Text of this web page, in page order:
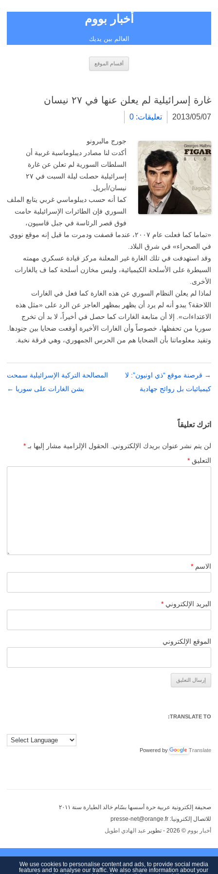
أخبار بووم
العالم بين يديك
أقسام الموقع
غارة إسرائيلية لم يعلن عنها في ٢٧ نيسان
2013/05/07 تعليقات: 0
جورج مالبرونو
أكدت لنا مصادر ديبلوماسية غربية أن
السلطات السورية لم تعلن عن غارة
إسرائيلية حصلت ليلة السبت في ٢٧
نيسان/أبريل.
كما أنه حسب ديبلوماسي غربي يتابع الملف
السوري فإن الطائرات الإسرائيلية حامت
فوق قصر الرئاسة في جبل قاسيون،
«تماما كما فعلت عام ٢٠٠٧، عندما قصفت ودمرت ما قيل إنه موقع نووي
في الصحراء» في شرق البلاد.
وقد استهدفت في تلك الغارة غير المعلنة مركز قيادة عسكري مهمته
السيطرة على الأسلحة الكيميائية، وليس مخازن أسلحة كما ف يالغارات
الأخرى.
لماذا لم يعلن النظام السوري عن هذه الغارة كما فعل في الغارات
اللاحقة؟ يبدو أنه لم يرد أن يظهر بمظهر العاجز عن الرد على «مثل هذه
الاعتداءات». إلا أن متابعة الغارات كما حصل في أخيراً، لا بد أن تخرج
سوريا من تحفظها، خصوصاً وأن الغارات الأخيرة أوقعت ضحايا بين جنودها.
وتفيد معلوماتنا بأن الضحايا هم من الحرس الجمهوري، وهي فرقة نخبة.
تصفّح
المقالات
→ قرصنة موقع “ذي اونيون”: لا
كيميائيات بل روائح جهادية
المصالحة التركية الإسرائيلية سمحت
بشن الغارات على سوريا ←
اترك تعليقاً
لن يتم نشر عنوان بريدك الإلكتروني. الحقول الإلزامية مشار إليها بـ *
التعليق *
الاسم *
البريد الإلكتروني *
الموقع الإلكتروني
TRANSLATE TO:
Powered by Translate
صحيفة إلكترونية عربية حرة أسسها بسّام خالد الطيارة سنة ٢٠١١
للاتصال إلكترونيا: presse-net@orange.fr
أخبار بووم © 2026 - تطوير عبد الهادي اطويل
We use cookies to personalise content and ads, to provide social media
features and to analyse our traffic. We also share information about your